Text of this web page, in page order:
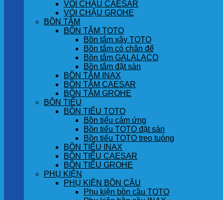
VÒI CHẬU CAESAR
VÒI CHẬU GROHE
BỒN TẮM
BỒN TẮM TOTO
Bồn tắm xây TOTO
Bồn tắm có chân đế
Bồn tắm GALALACO
Bồn tắm đặt sàn
BỒN TẮM INAX
BỒN TẮM CAESAR
BỒN TẮM GROHE
BỒN TIỂU
BỒN TIỂU TOTO
Bồn tiểu cảm ứng
Bồn tiểu TOTO đặt sàn
Bồn tiểu TOTO treo tuòng
BỒN TIỂU INAX
BỒN TIỂU CAESAR
BỒN TIỂU GROHE
PHỤ KIỆN
PHỤ KIỆN BỒN CẦU
Phụ kiện bồn cầu TOTO